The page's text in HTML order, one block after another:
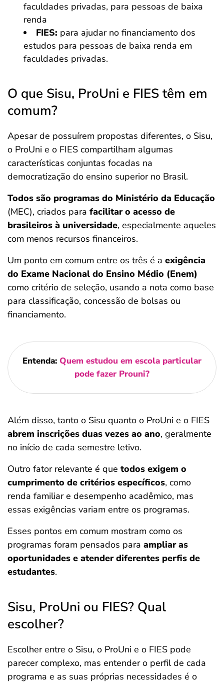
faculdades privadas, para pessoas de baixa
renda
FIES: para ajudar no financiamento dos
estudos para pessoas de baixa renda em
faculdades privadas.
O que Sisu, ProUni e FIES têm em
comum?
Apesar de possuírem propostas diferentes, o Sisu,
o ProUni e o FIES compartilham algumas
características conjuntas focadas na
democratização do ensino superior no Brasil.
Todos são programas do Ministério da Educação
(MEC), criados para facilitar o acesso de
brasileiros à universidade, especialmente aqueles
com menos recursos financeiros.
Um ponto em comum entre os três é a exigência
do Exame Nacional do Ensino Médio (Enem)
como critério de seleção, usando a nota como base
para classificação, concessão de bolsas ou
financiamento.
Entenda: Quem estudou em escola particular
pode fazer Prouni?
Além disso, tanto o Sisu quanto o ProUni e o FIES
abrem inscrições duas vezes ao ano, geralmente
no início de cada semestre letivo.
Outro fator relevante é que todos exigem o
cumprimento de critérios específicos, como
renda familiar e desempenho acadêmico, mas
essas exigências variam entre os programas.
Esses pontos em comum mostram como os
programas foram pensados para ampliar as
oportunidades e atender diferentes perfis de
estudantes.
Sisu, ProUni ou FIES? Qual
escolher?
Escolher entre o Sisu, o ProUni e o FIES pode
parecer complexo, mas entender o perfil de cada
programa e as suas próprias necessidades é o